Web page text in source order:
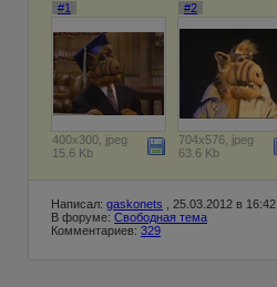
#1
400x300, jpeg
15.6 Kb
#2
704x576, jpeg
63.6 Kb
Написал: gaskonets , 25.03.2012 в 16:42
В форуме: Свободная тема
Комментариев: 329